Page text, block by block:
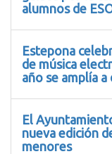
alumnos de
Estepona
de música
año se amplía a
El
nueva edición
menores